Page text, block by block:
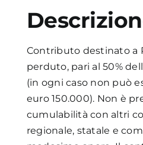
Contributo destinato a
perduto, pari al 50%
(in ogni caso non può
euro 150.000). Non è
cumulabilità con altri
regionale, statale e